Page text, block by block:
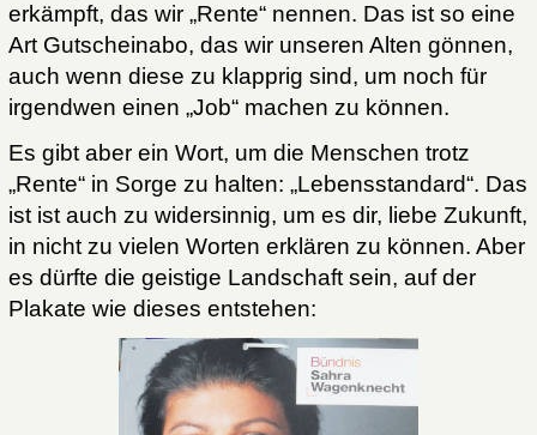
erkämpft, das wir „Rente“ nennen. Das ist so eine
Art Gutscheinabo, das wir unseren Alten gönnen,
auch wenn diese zu klapprig sind, um noch für
irgendwen einen „Job“ machen zu können.
Es gibt aber ein Wort, um die Menschen trotz
„Rente“ in Sorge zu halten: „Lebensstandard“. Das
ist ist auch zu widersinnig, um es dir, liebe Zukunft,
in nicht zu vielen Worten erklären zu können. Aber
es dürfte die geistige Landschaft sein, auf der
Plakate wie dieses entstehen: